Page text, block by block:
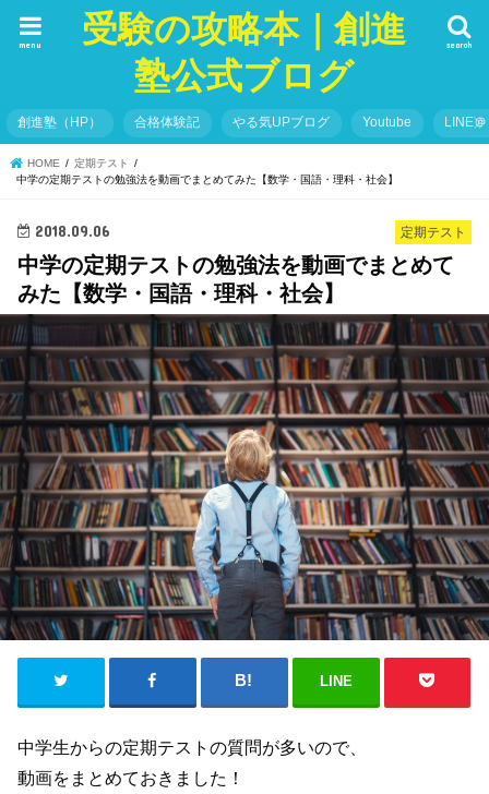
受験の攻略本｜創進
塾公式ブログ
search
menu
創進塾（HP） 合格体験記 やる気UPブログ Youtube LINE＠
HOME
定期テスト
中学の定期テストの勉強法を動画でまとめてみた【数学・国語・理科・社会】
定期テスト
2018.09.06
中学の定期テストの勉強法を動画でまとめて
みた【数学・国語・理科・社会】
LINE
中学生からの定期テストの質問が多いので、
動画をまとめておきました！